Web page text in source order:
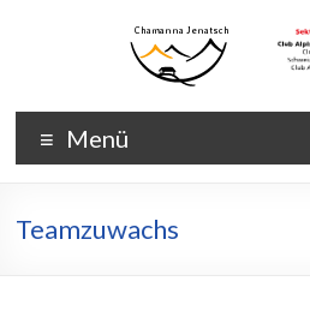
Chamanna
Jenatsch
Chamanna
Jenatsch
CAS
Menü
Teamzuwachs